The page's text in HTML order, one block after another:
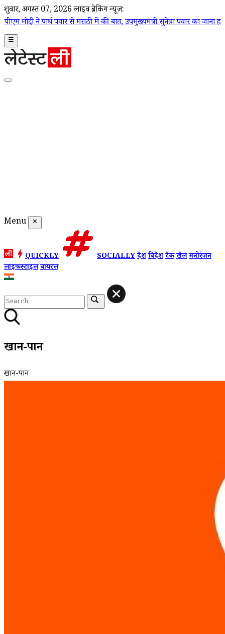
शुक्रवार, अगस्त 07, 2026 लाइव ब्रेकिंग न्यूज़:
से मराठी में की बात, उपमुख्यमंत्री सुनेत्रा पवार का जाना हाल-चाल|AI
☰
Menu ✕
QUICKLY SOCIALLYदेशविदेशटेकखेलमनोरंजन
लाइफस्टाइलवायरल
खान-पान
खान-पान